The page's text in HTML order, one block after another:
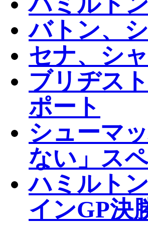
バトン、
セナ、シ
ブリヂス
ポート
シューマ
ない」ス
ハミルト
インGP決